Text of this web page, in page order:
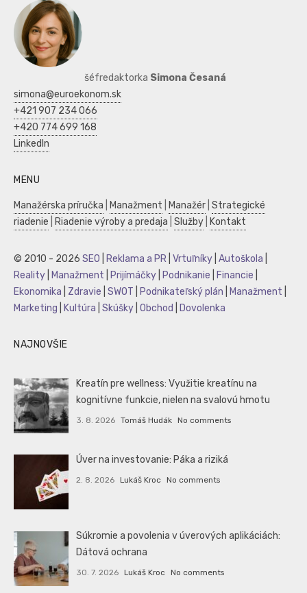
šéfredaktorka Simona Česaná
simona@euroekonom.sk
+421 907 234 066
+420 774 699 168
LinkedIn
MENU
Manažérska príručka Manažment Manažér Strategické
riadenie
Riadenie výroby a predaja Služby Kontakt
© 2010 - 2026 SEO Reklama a PR Vrtuľníky Autoškola
Reality
Manažment Prijímáčky Podnikanie Financie
Ekonomika
Zdravie SWOT Podnikateľský plán Manažment
Marketing
Kultúra Skúšky Obchod Dovolenka
NAJNOVŠIE
Kreatín pre wellness: Využitie kreatínu na
kognitívne funkcie, nielen na svalovú hmotu
3. 8. 2026 Tomáš Hudák No comments
Úver na investovanie: Páka a riziká
2. 8. 2026 Lukáš Kroc No comments
Súkromie a povolenia v úverových aplikáciách:
Dátová ochrana
30. 7. 2026 Lukáš Kroc No comments